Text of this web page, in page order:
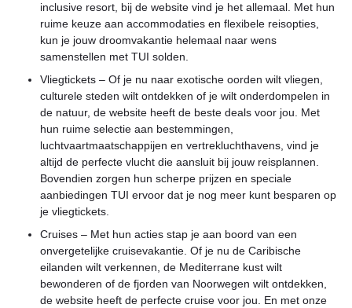
inclusive resort, bij de website vind je het allemaal. Met hun
ruime keuze aan accommodaties en flexibele reisopties,
kun je jouw droomvakantie helemaal naar wens
samenstellen met TUI solden.
Vliegtickets – Of je nu naar exotische oorden wilt vliegen,
culturele steden wilt ontdekken of je wilt onderdompelen in
de natuur, de website heeft de beste deals voor jou. Met
hun ruime selectie aan bestemmingen,
luchtvaartmaatschappijen en vertrekluchthavens, vind je
altijd de perfecte vlucht die aansluit bij jouw reisplannen.
Bovendien zorgen hun scherpe prijzen en speciale
aanbiedingen TUI ervoor dat je nog meer kunt besparen op
je vliegtickets.
Cruises – Met hun acties stap je aan boord van een
onvergetelijke cruisevakantie. Of je nu de Caribische
eilanden wilt verkennen, de Mediterrane kust wilt
bewonderen of de fjorden van Noorwegen wilt ontdekken,
de website heeft de perfecte cruise voor jou. En met onze